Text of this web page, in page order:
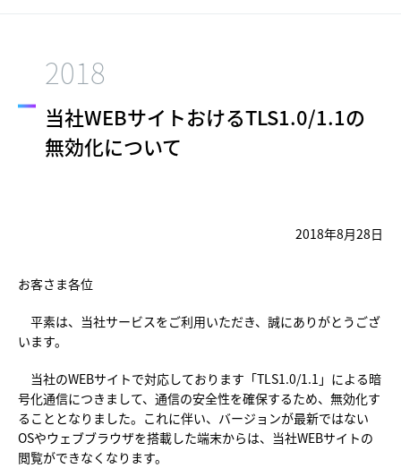
2018
当社WEBサイトおけるTLS1.0/1.1の
無効化について
2018年8月28日
お客さま各位
平素は、当社サービスをご利用いただき、誠にありがとうござ
います。
当社のWEBサイトで対応しております「TLS1.0/1.1」による暗
号化通信につきまして、通信の安全性を確保するため、無効化す
ることとなりました。これに伴い、バージョンが最新ではない
OSやウェブブラウザを搭載した端末からは、当社WEBサイトの
閲覧ができなくなります。